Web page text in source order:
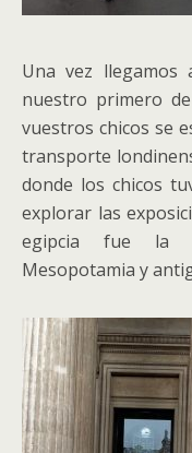
Una vez
nuestro primero
vuestros chicos se
transporte
donde los chicos
explorar las
egipcia fue la
Mesopotamia y